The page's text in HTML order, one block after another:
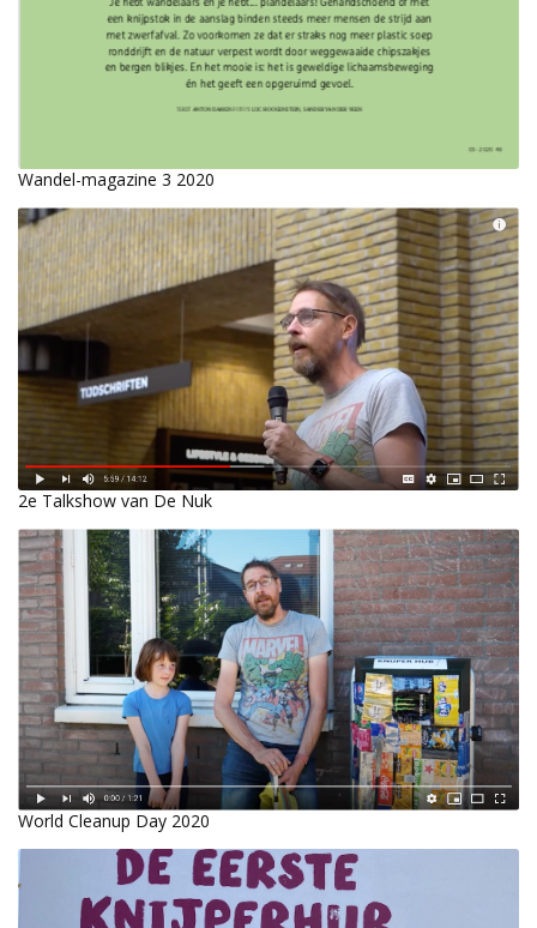
Wandel-magazine 3 2020
2e Talkshow van De Nuk
World Cleanup Day 2020